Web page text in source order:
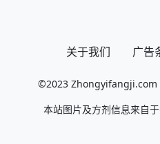
关于我们 广告
©2023 Zhongyifangji.com
本站图片及方剂信息来自